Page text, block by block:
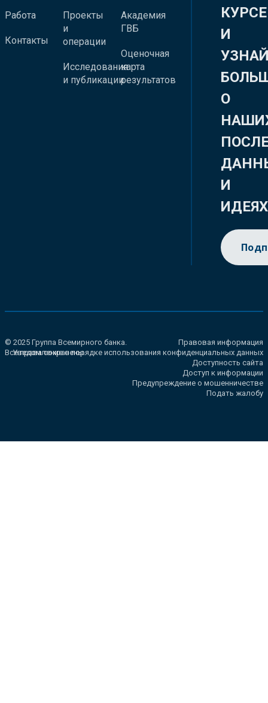
Работа
Контакты
Проекты
и
операции
Исследования
и публикации
Академия
ГВБ
Оценочная
карта
результатов
КУРСЕ
И
О
И
ИДЕЯХ
© 2025 Группа Всемирного банка.
Все права сохранены.
Правовая информация
Уведомление о порядке использования конфиденциальных данных
Доступность сайта
Доступ к информации
Предупреждение о мошенничестве
Подать жалобу